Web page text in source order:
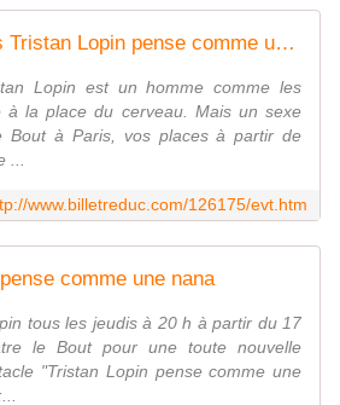
Tristan Lopin dans Tristan Lopin pense comme une nana
Lopin est un homme comme les
la place du cerveau. Mais un sexe
Bout à Paris, vos places à partir de
www.billetreduc.com/126175/evt.htm
comme une nana
tous les jeudis à 20 h à partir du 17
le Bout pour une toute nouvelle
"Tristan Lopin pense comme une